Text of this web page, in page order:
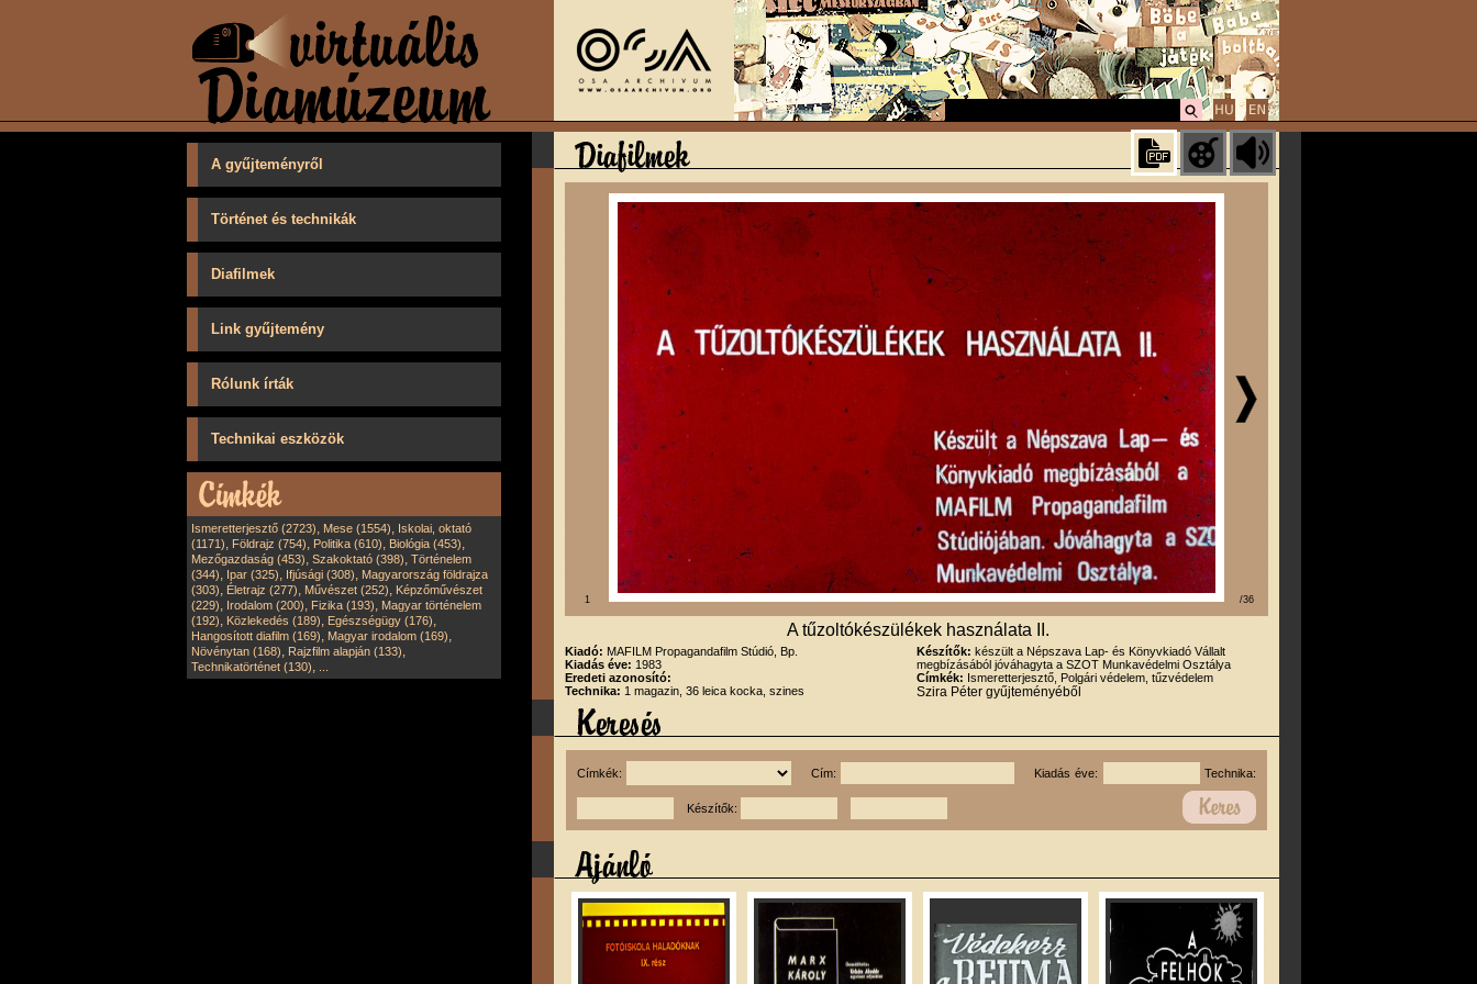
A gyűjteményről
Történet és technikák
Diafilmek
Link gyűjtemény
Rólunk írták
Technikai eszközök
Ismeretterjesztő (2723), Mese (1554), Iskolai, oktató
(1171), Földrajz (754), Politika (610), Biológia (453),
Mezőgazdaság (453), Szakoktató (398), Történelem
(344), Ipar (325), Ifjúsági (308), Magyarország földrajza
(303), Életrajz (277), Művészet (252), Képzőművészet
(229), Irodalom (200), Fizika (193), Magyar történelem
(192), Közlekedés (189), Egészségügy (176),
Hangosított diafilm (169), Magyar irodalom (169),
Növénytan (168), Rajzfilm alapján (133),
Technikatörténet (130),
1 /36
A tűzoltókészülékek használata II.
Kiadó: MAFILM Propagandafilm Stúdió, Bp.
Kiadás éve: 1983
Eredeti azonosító:
Technika: 1 magazin, 36 leica kocka, szines
Készítők: készült a Népszava Lap- és Könyvkiadó Vállalt
megbízásából jóváhagyta a SZOT Munkavédelmi Osztálya
Címkék: Ismeretterjesztő, Polgári védelem, tűzvédelem
Szira Péter gyűjteményéből
Címkék: Cím: Kiadás éve: Technika:
Készítők: